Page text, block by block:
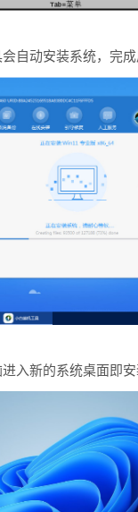
自动安装系统，完成
入新的系统桌面即安